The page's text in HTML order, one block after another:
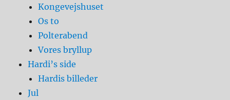
Kongevejshuset
Os to
Polterabend
Vores bryllup
Hardi’s side
Hardis billeder
Jul